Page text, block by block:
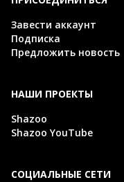
Завести аккаунт
Подписка
Предложить новость
НАШИ ПРОЕКТЫ
Shazoo
Shazoo YouTube
СОЦИАЛЬНЫЕ СЕТИ